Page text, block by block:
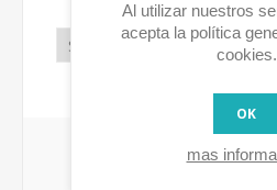
Pais:
Al utilizar nuestros
acepta la política
cookies.
OK
mas